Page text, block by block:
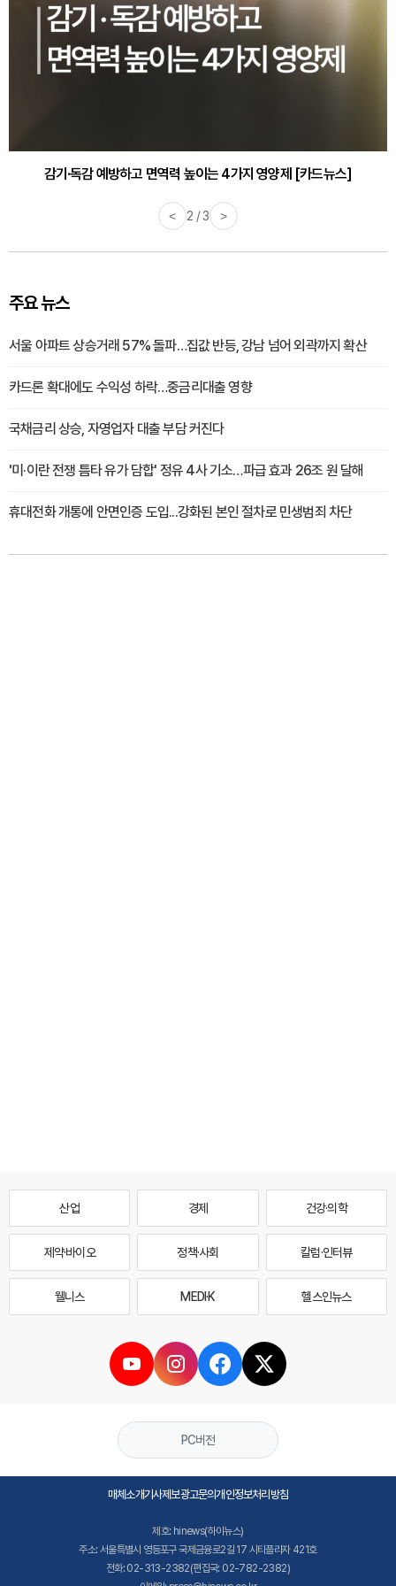
감기·독감 예방하고 면역력 높이는 4가지 영양제 [카드뉴스]
< 3 / 3 >
주요 뉴스
서울 아파트 상승거래 57% 돌파…집값 반등, 강남 넘어 외곽까지 확산
카드론 확대에도 수익성 하락…중금리대출 영향
국채금리 상승, 자영업자 대출 부담 커진다
'미·이란 전쟁 틈타 유가 담합' 정유 4사 기소…파급 효과 26조 원 달해
휴대전화 개통에 안면인증 도입...강화된 본인 절차로 민생범죄 차단
산업 경제 건강·의학
제약·바이오 정책·사회 칼럼·인터뷰
웰니스 MEDI·K 헬스인뉴스
PC버전
매체소개기사제보광고문의개인정보처리방침
제호: hinews(하이뉴스)
주소: 서울특별시 영등포구 국제금융로2길 17 시티플라자 421호
전화: 02-313-2382(편집국: 02-782-2382)